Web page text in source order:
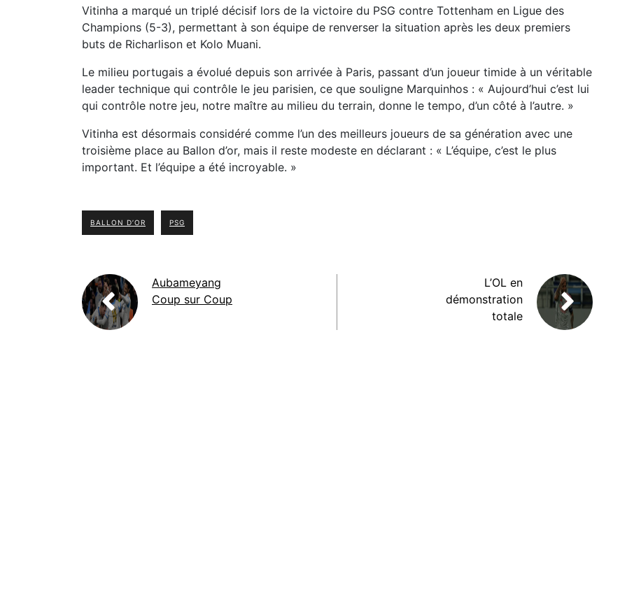
Vitinha a marqué un triplé décisif lors de la victoire du PSG contre Tottenham en Ligue des
Champions (5-3), permettant à son équipe de renverser la situation après les deux premiers
buts de Richarlison et Kolo Muani.
Le milieu portugais a évolué depuis son arrivée à Paris, passant d’un joueur timide à un véritable
leader technique qui contrôle le jeu parisien, ce que souligne Marquinhos : « Aujourd’hui c’est lui
qui contrôle notre jeu, notre maître au milieu du terrain, donne le tempo, d’un côté à l’autre. »
Vitinha est désormais considéré comme l’un des meilleurs joueurs de sa génération avec une
troisième place au Ballon d’or, mais il reste modeste en déclarant : « L’équipe, c’est le plus
important. Et l’équipe a été incroyable. »
BALLON D’OR PSG
Aubameyang
Coup sur Coup
L’OL en
démonstration
totale